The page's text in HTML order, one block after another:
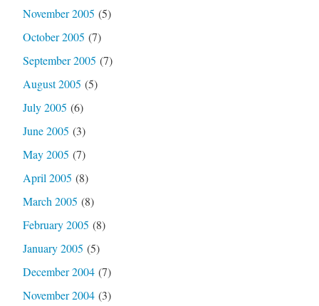
November 2005 (5)
October 2005 (7)
September 2005 (7)
August 2005 (5)
July 2005 (6)
June 2005 (3)
May 2005 (7)
April 2005 (8)
March 2005 (8)
February 2005 (8)
January 2005 (5)
December 2004(7)
November 2004(3)